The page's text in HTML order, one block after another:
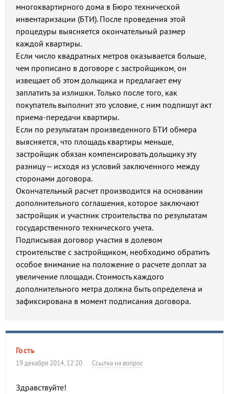
многоквартирного дома в Бюро технической
инвентаризации (БТИ). После проведения этой
процедуры выясняется окончательный размер
каждой квартиры.
Если число квадратных метров оказывается больше,
чем прописано в договоре с застройщиком, он
извещает об этом дольщика и предлагает ему
заплатить за излишки. Только после того, как
покупатель выполнит это условие, с ним подпишут акт
приема-передачи квартиры.
Если по результатам произведенного БТИ обмера
выясняется, что площадь квартиры меньше,
застройщик обязан компенсировать дольщику эту
разницу – исходя из условий заключенного между
сторонами договора.
Окончательный расчет производится на основании
дополнительного соглашения, которое заключают
застройщик и участник строительства по результатам
государственного технического учета.
Подписывая договор участия в долевом
строительстве с застройщиком, необходимо обратить
особое внимание на положение о расчете доплат за
увеличение площади. Стоимость каждого
дополнительного метра должна быть определена и
зафиксирована в момент подписания договора.
Гость
19 декабря 2014, 12:20 Ссылка на вопрос
Здравствуйте!